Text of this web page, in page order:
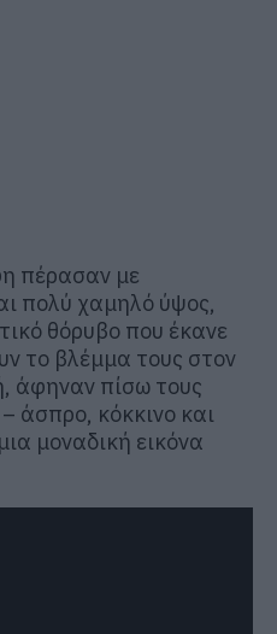
πέρασαν με
πολύ χαμηλό ύψος,
θόρυβο που έκανε
το βλέμμα τους στον
άφηναν πίσω τους
άσπρο, κόκκινο και
μοναδική εικόνα